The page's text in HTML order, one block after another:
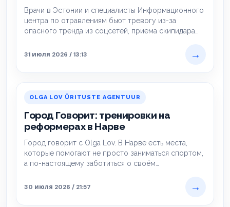
Врачи в Эстонии и специалисты Информационного
центра по отравлениям бьют тревогу из-за
опасного тренда из соцсетей, приема скипидара
31 июля 2026 / 13:13
→
OLGA LOV ÜRITUSTE AGENTUUR
Город Говорит: тренировки на
реформерах в Нарве
Город говорит с Olga Lov. В Нарве есть места,
которые помогают не просто заниматься спортом,
а по-настоящему заботиться о своём…
30 июля 2026 / 21:57 →